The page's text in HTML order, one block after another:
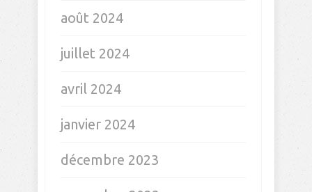
août 2024
juillet 2024
avril 2024
janvier 2024
décembre 2023